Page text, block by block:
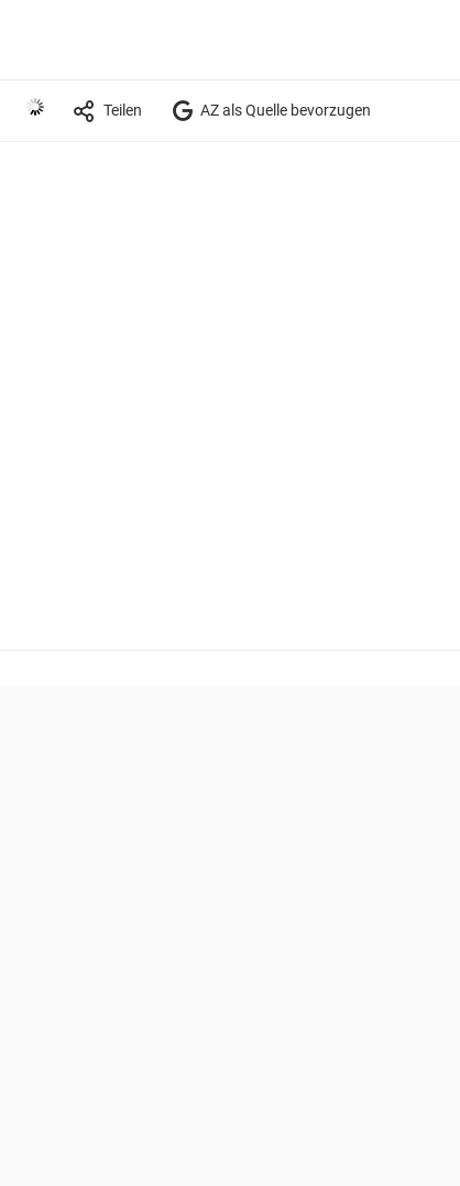
Teilen AZ als Quelle bevorzugen